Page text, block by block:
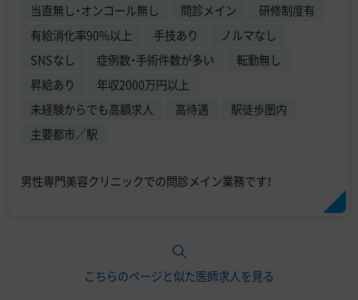
当直無し・オンコール無し
問診メイン
研修制度有
有給消化率90%以上
手技あり
ノルマなし
SNSなし
症例数・手術件数が多い
転勤無し
昇給あり
年収2000万円以上
未経験からでも高額求人
高待遇
駅徒歩圏内
主要都市／駅
男性専門美容クリニックでの問診メイン業務です！
こちらのページと似た医師求人を見る